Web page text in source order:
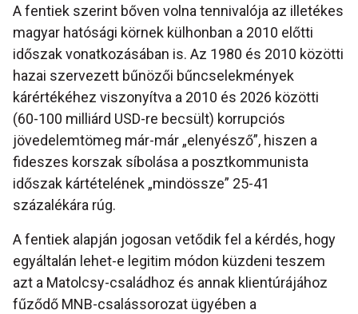
A fentiek szerint bőven volna tennivalója az illetékes
magyar hatósági körnek külhonban a 2010 előtti
időszak vonatkozásában is. Az 1980 és 2010 közötti
hazai szervezett bűnözői bűncselekmények
kárértékéhez viszonyítva a 2010 és 2026 közötti
(60-100 milliárd USD-re becsült) korrupciós
jövedelemtömeg már-már „elenyésző”, hiszen a
fideszes korszak síbolása a posztkommunista
időszak kártételének „mindössze” 25-41
százalékára rúg.
A fentiek alapján jogosan vetődik fel a kérdés, hogy
egyáltalán lehet-e legitim módon küzdeni teszem
azt a Matolcsy-családhoz és annak klientúrájához
fűződő MNB-csalássorozat ügyében a